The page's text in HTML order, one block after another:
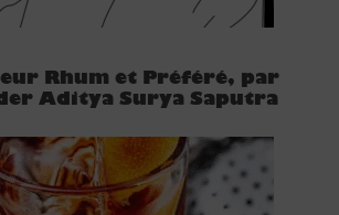
Rhum et Préféré, par
Aditya Surya Saputra